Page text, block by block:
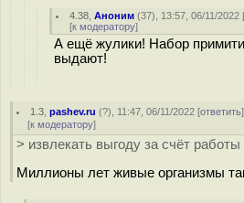
4.38 ,Аноним (37), 13:57, 06/11/2022
[к модератору]
А ещё жулики! Набор
выдают!
1.3 ,pashev.ru (?), 11:47, 06/11/2022 [ответить
[к модератору]
> извлекать выгоду за счёт
Миллионы лет живые организмы